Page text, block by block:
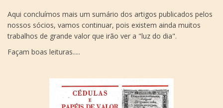
Aqui concluímos mais um sumário dos artigos publicados pelos
nossos sócios, vamos continuar, pois existem ainda muitos
trabalhos de grande valor que irão ver a "luz do dia".
Façam boas leituras.....